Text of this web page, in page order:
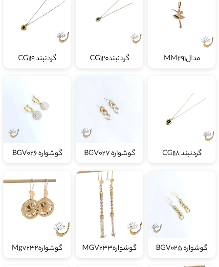
مدالMM291 گردنبندCG120 گردنبند CG119
گردنبند CG118 گوشواره BGV027 گوشواره BGV026
گوشواره BGV025 گوشوارهMGV233 گوشوارهMgv232